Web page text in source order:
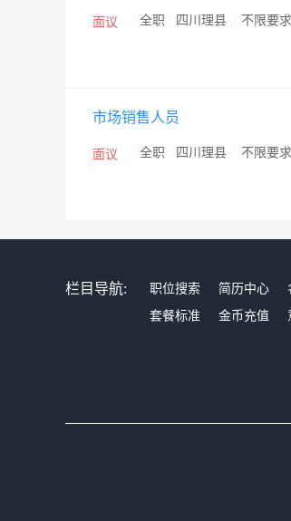
面议 全职 四川理县 不限要
市场销售人员
面议 全职 四川理县 不限要
栏目导航: 职位搜索 简历中心
套餐标准
金币充值